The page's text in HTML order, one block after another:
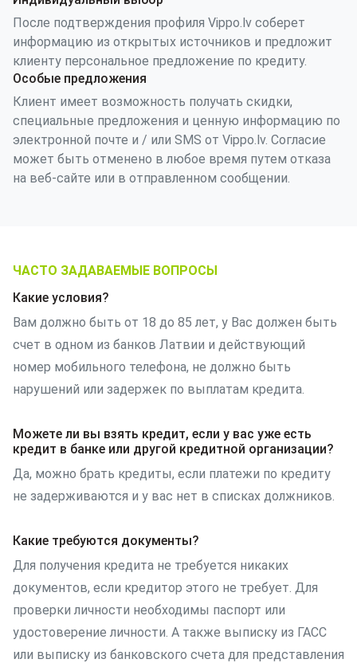
После подтверждения профиля Vippo.lv соберет
информацию из открытых источников и предложит
клиенту персональное предложение по кредиту.
Особые предложения
Клиент имеет возможность получать скидки,
специальные предложения и ценную информацию по
электронной почте и / или SMS от Vippo.lv. Согласие
может быть отменено в любое время путем отказа
на веб-сайте или в отправленном сообщении.
ЧАСТО ЗАДАВАЕМЫЕ ВОПРОСЫ
Какие условия?
Вам должно быть от 18 до 85 лет, у Вас должен быть
счет в одном из банков Латвии и действующий
номер мобильного телефона, не должно быть
нарушений или задержек по выплатам кредита.
Можете ли вы взять кредит, если у вас уже есть
кредит в банке или другой кредитной организации?
Да, можно брать кредиты, если платежи по кредиту
не задерживаются и у вас нет в списках должников.
Какие требуются документы?
Для получения кредита не требуется никаких
документов, если кредитор этого не требует. Для
проверки личности необходимы паспорт или
удостоверение личности. А также выписку из ГАСС
или выписку из банковского счета для представления